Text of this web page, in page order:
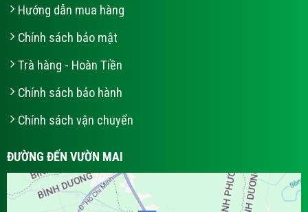
Hướng dẫn mua hàng
Chính sách bảo mật
Trà hàng - Hoàn Tiền
Chính sách bảo hành
Chính sách vận chuyển
ĐƯỜNG ĐẾN VƯỜN MAI